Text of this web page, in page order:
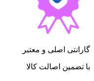
گارانتی اصلی و معتبر
با تضمین اصالت کالا